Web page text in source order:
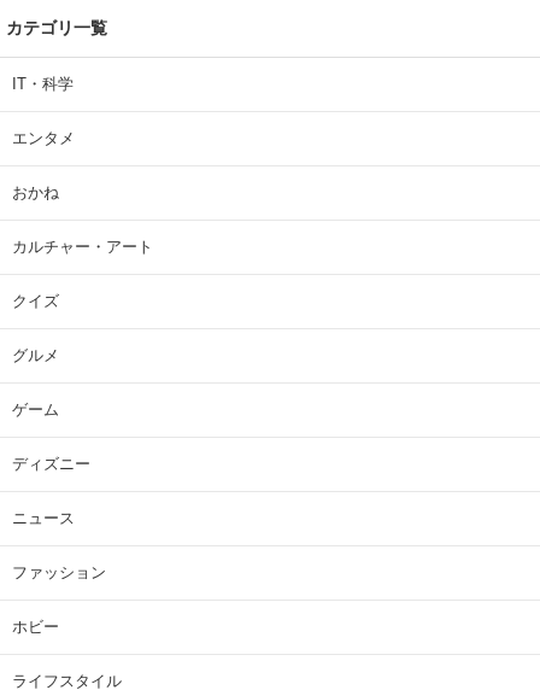
カテゴリ一覧
IT・科学
エンタメ
おかね
カルチャー・アート
クイズ
グルメ
ゲーム
ディズニー
ニュース
ファッション
ホビー
ライフスタイル